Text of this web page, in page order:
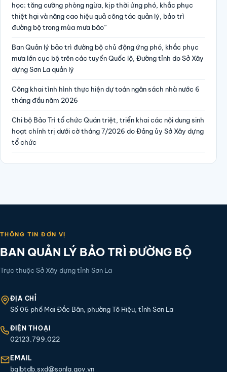
học; tăng cường phòng ngừa, kịp thời ứng phó, khắc phục
thiệt hại và nâng cao hiệu quả công tác quản lý, bảo trì
đường bộ trong mùa mưa bão”
Ban Quản lý bảo trì đường bộ chủ động ứng phó, khắc phục
mưa lớn cục bộ trên các tuyến Quốc lộ, Đường tỉnh do Sở Xây
dựng Sơn La quản lý
Công khai tình hình thực hiện dự toán ngân sách nhà nước 6
tháng đầu năm 2026
Chi bộ Bảo Trì tổ chức Quán triệt, triển khai các nội dung sinh
hoạt chính trị dưới cờ tháng 7/2026 do Đảng ủy Sở Xây dựng
tổ chức
THÔNG TIN ĐƠN VỊ
BAN QUẢN LÝ BẢO TRÌ ĐƯỜNG BỘ
Trực thuộc Sở Xây dựng tỉnh Sơn La
ĐỊA CHỈ
Số 06 phố Mai Đắc Bân, phường Tô Hiệu, tỉnh Sơn La
ĐIỆN THOẠI
02123.799.022
EMAIL
bqlbtdb.sxd@sonla.gov.vn